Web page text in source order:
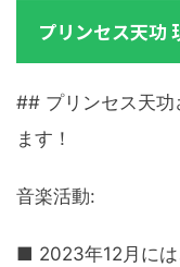
プリンセス天功
## プリンセス天功
ます！
音楽活動:
■ 2023年12月には